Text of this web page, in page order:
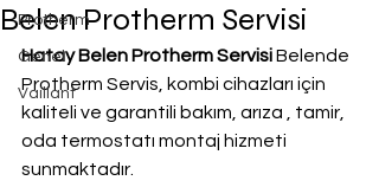
Protherm
Genel
Vaillant
Belen Protherm Servisi
Hatay Belen Protherm Servisi Belende
Protherm Servis, kombi cihazları için
kaliteli ve garantili bakım, arıza , tamir,
oda termostatı montaj hizmeti
sunmaktadır.